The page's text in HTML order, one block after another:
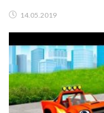
14.05.2019